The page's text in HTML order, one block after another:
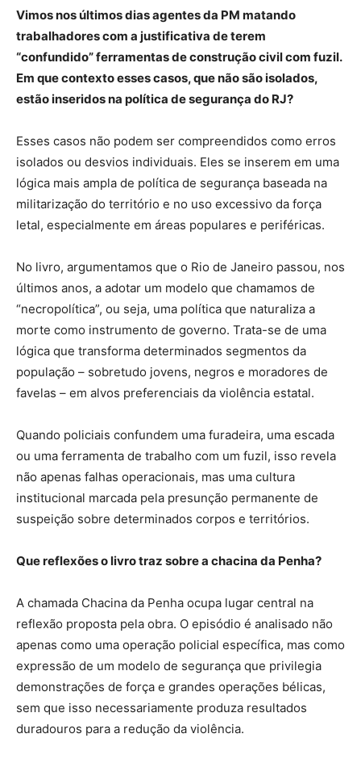
Vimos nos últimos dias agentes da PM matando
trabalhadores com a justificativa de terem
“confundido” ferramentas de construção civil com fuzil.
Em que contexto esses casos, que não são isolados,
estão inseridos na política de segurança do RJ?
Esses casos não podem ser compreendidos como erros
isolados ou desvios individuais. Eles se inserem em uma
lógica mais ampla de política de segurança baseada na
militarização do território e no uso excessivo da força
letal, especialmente em áreas populares e periféricas.
No livro, argumentamos que o Rio de Janeiro passou, nos
últimos anos, a adotar um modelo que chamamos de
“necropolítica”, ou seja, uma política que naturaliza a
morte como instrumento de governo. Trata-se de uma
lógica que transforma determinados segmentos da
população – sobretudo jovens, negros e moradores de
favelas – em alvos preferenciais da violência estatal.
Quando policiais confundem uma furadeira, uma escada
ou uma ferramenta de trabalho com um fuzil, isso revela
não apenas falhas operacionais, mas uma cultura
institucional marcada pela presunção permanente de
suspeição sobre determinados corpos e territórios.
Que reflexões o livro traz sobre a chacina da Penha?
A chamada Chacina da Penha ocupa lugar central na
reflexão proposta pela obra. O episódio é analisado não
apenas como uma operação policial específica, mas como
expressão de um modelo de segurança que privilegia
demonstrações de força e grandes operações bélicas,
sem que isso necessariamente produza resultados
duradouros para a redução da violência.